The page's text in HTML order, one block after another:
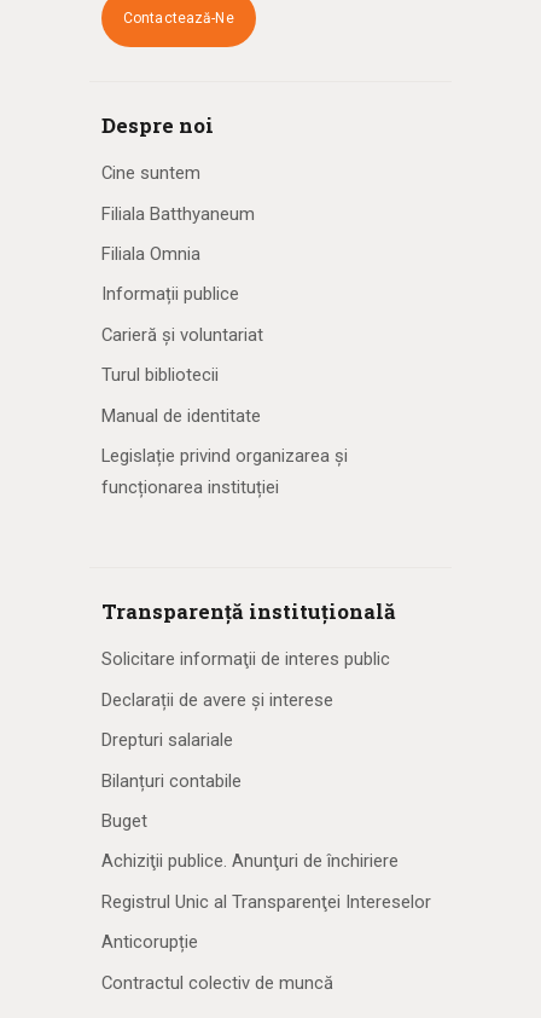
Contactează-Ne
Despre noi
Cine suntem
Filiala Batthyaneum
Filiala Omnia
Informații publice
Carieră și voluntariat
Turul bibliotecii
Manual de identitate
Legislație privind organizarea și
funcționarea instituției
Transparență instituțională
Solicitare informaţii de interes public
Declarații de avere și interese
Drepturi salariale
Bilanțuri contabile
Buget
Achiziţii publice. Anunţuri de închiriere
Registrul Unic al Transparenţei Intereselor
Anticorupție
Contractul colectiv de muncă